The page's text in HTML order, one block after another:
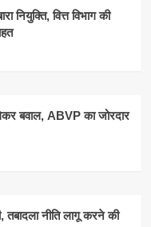
नियुक्ति, वित्त विभाग की
बवाल, ABVP का जोरदार
तबादला नीति लागू करने की